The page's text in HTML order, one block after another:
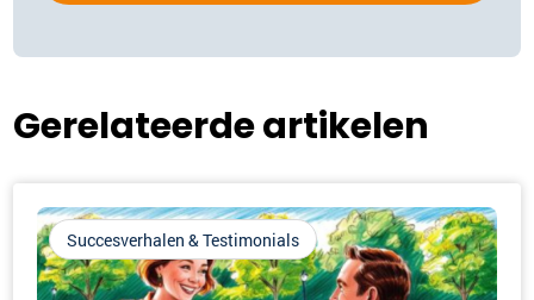
Gerelateerde artikelen
Succesverhalen & Testimonials